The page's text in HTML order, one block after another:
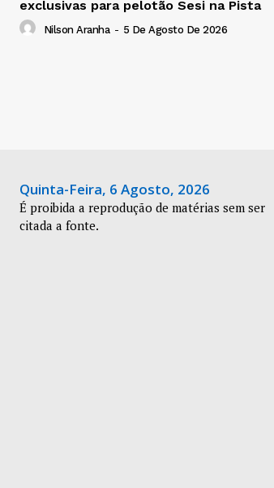
exclusivas para pelotão Sesi na Pista
Nilson Aranha - 5 De Agosto De 2026
Quinta-Feira, 6 Agosto, 2026
É proibida a reprodução de matérias sem ser
citada a fonte.